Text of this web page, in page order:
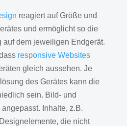
reagiert auf Größe und
und ermöglicht so die
auf dem jeweiligen Endgerät.
responsive Websites
gleich aussehen. Je
des Gerätes kann die
sein. Bild- und
Inhalte, z.B.
die nicht